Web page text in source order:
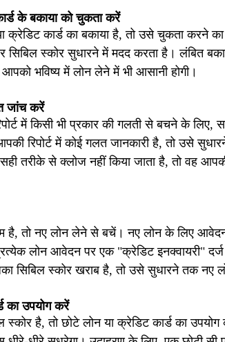
के बकाया को चुकता करें
क्रेडिट कार्ड का बकाया है, तो उसे चुकता करने
सिबिल स्कोर सुधारने में मदद करता है। लंबित
भविष्य में लोन लेने में भी आसानी होगी।
जांच करें
में किसी भी प्रकार की गलती से बचने के
रिपोर्ट में कोई गलत जानकारी है, तो उसे
तरीके से क्लोज नहीं किया जाता है, तो वह
है, तो नए लोन लेने से बचें। नए लोन के लिए
लोन आवेदन पर एक "क्रेडिट इनक्वायरी"
सिबिल स्कोर खराब है, तो उसे सुधारने तक नए
का उपयोग करें
स्कोर है, तो छोटे लोन या क्रेडिट कार्ड का